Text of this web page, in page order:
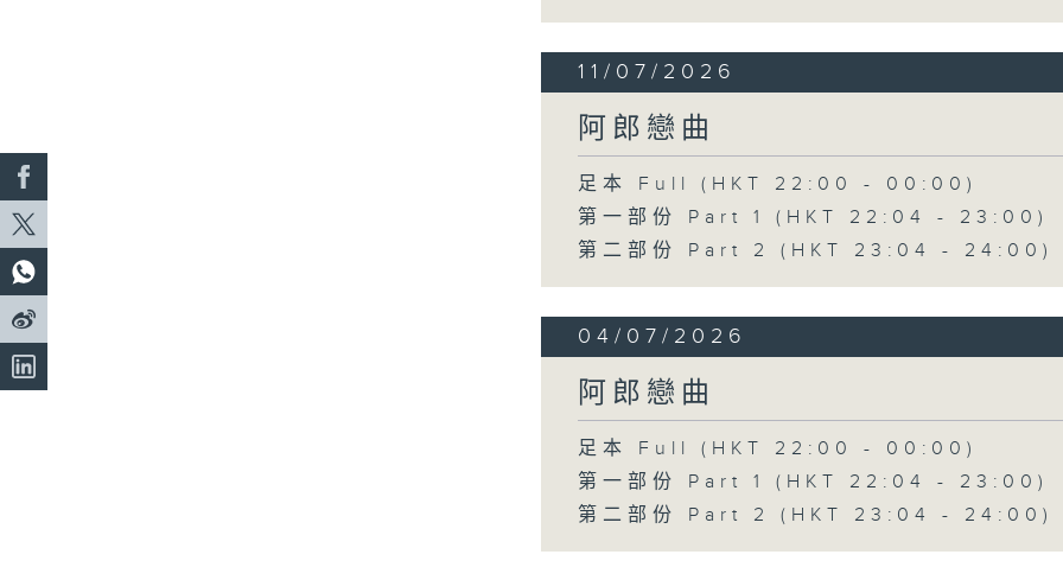
11/07/2026
阿郎戀曲
足本 Full (HKT 22:00 - 00:00)
第一部份 Part 1 (HKT 22:04 - 23:00)
第二部份 Part 2 (HKT 23:04 - 24:00)
04/07/2026
阿郎戀曲
足本 Full (HKT 22:00 - 00:00)
第一部份 Part 1 (HKT 22:04 - 23:00)
第二部份 Part 2 (HKT 23:04 - 24:00)